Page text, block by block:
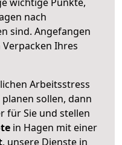
nach
sind. Angefangen
Ihres
Arbeitsstress
sollen, dann
für Sie und stellen
in Hagen mit einer
, unsere Dienste in